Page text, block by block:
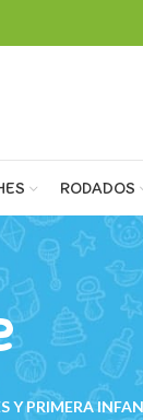
RODADOS
Y PRIMERA